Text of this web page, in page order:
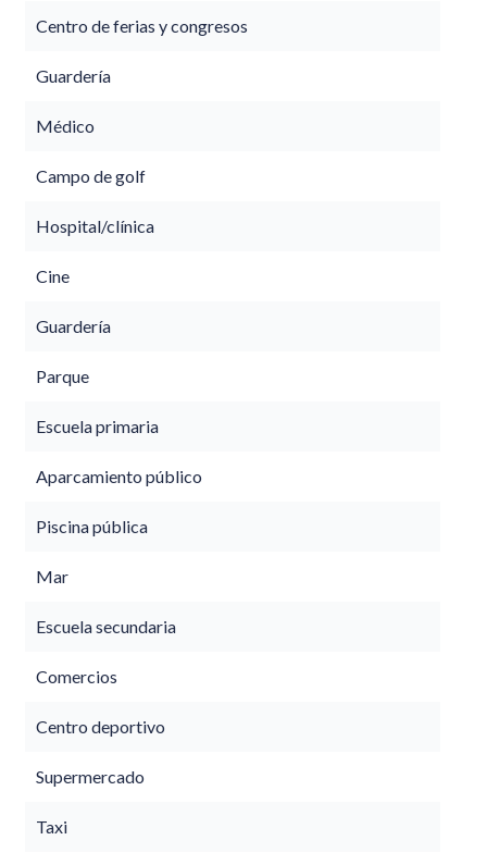
Centro de ferias y congresos
Guardería
Médico
Campo de golf
Hospital/clínica
Cine
Guardería
Parque
Escuela primaria
Aparcamiento público
Piscina pública
Mar
Escuela secundaria
Comercios
Centro deportivo
Supermercado
Taxi